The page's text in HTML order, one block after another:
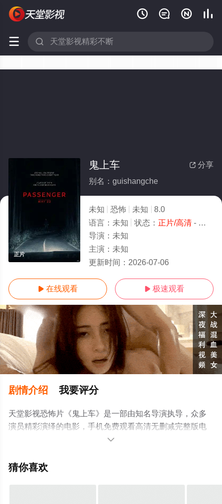
   
 
正片
 分享
鬼上车
别名：guishangche
未知 恐怖 未知
8.0
语言： 未知 状态： 正片/高清- 免费在线观看
导演： 未知
主演： 未知
更新时间： 2026-07-06
 在线观看  极速观看
剧情介绍 我要评分
天堂影视恐怖片《鬼上车》是一部由知名导演执导，众多
演员精彩演绎的电影，手机免费观看高清无删减完整版电
影就上天堂电影网，更多相关信息可移步至豆瓣电影、电

猜你喜欢